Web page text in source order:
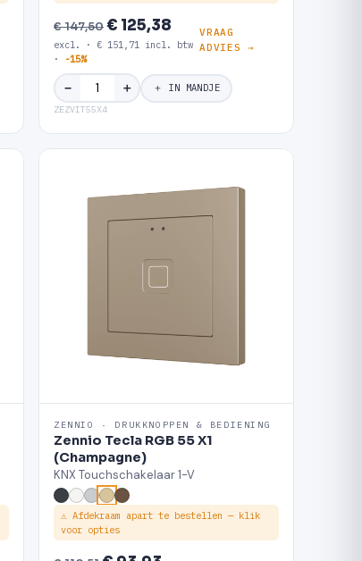
€ 147,50€ 125,38
excl. · € 151,71 incl. btw
·
-15%
VRAAG
ADVIES →
− ＋ ＋ IN MANDJE
ZEZVIT55X4
ZENNIO · DRUKKNOPPEN & BEDIENING
Zennio Tecla RGB 55 X1
(Champagne)
KNX Touchschakelaar 1-V
⚠ Afdekraam apart te bestellen — klik
voor opties